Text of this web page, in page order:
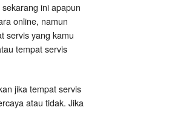
ini apapun
online, namun
servis yang kamu
tempat servis
jika tempat servis
atau tidak. Jika